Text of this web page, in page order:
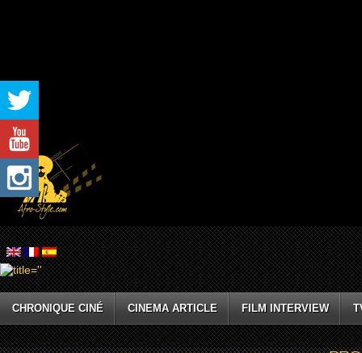
CHRONIQUE CINÉ CINEMA ARTICLE FILM INTERVIEW